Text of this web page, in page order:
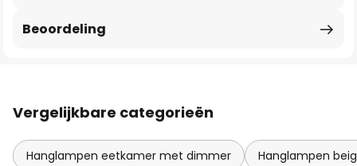
Beoordeling
Vergelijkbare categorieën
Hanglampen eetkamer met dimmer Hanglampen